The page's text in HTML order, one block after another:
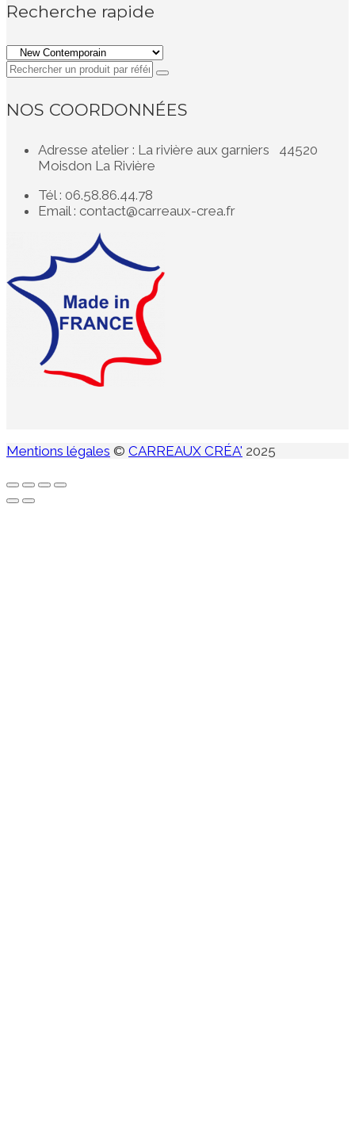
Recherche rapide
NOS COORDONNÉES
Adresse atelier : La rivière aux garniers 44520
Moisdon La Rivière
Tél : 06.58.86.44.78
Email : contact@carreaux-crea.fr
Mentions légales © CARREAUX CRÉA' 2025